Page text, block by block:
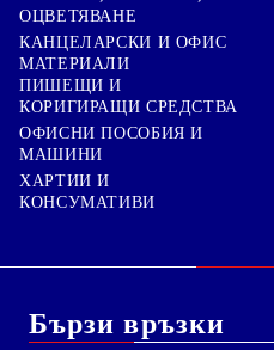
ОЦВЕТЯВАНЕ
КАНЦЕЛАРСКИ И ОФИС
МАТЕРИАЛИ
ПИШЕЩИ И
КОРИГИРАЩИ СРЕДСТВА
ОФИСНИ ПОСОБИЯ И
МАШИНИ
ХАРТИИ И
КОНСУМАТИВИ
Бързи връзки